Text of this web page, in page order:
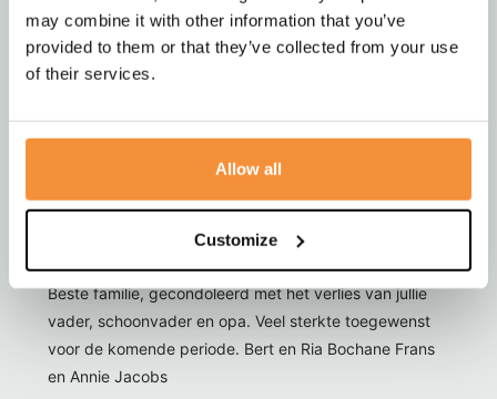
may combine it with other information that you’ve
provided to them or that they’ve collected from your use
of their services.
Allow all
Customize
4 jaar geleden
Lieve Riet,Marc,Jeanette en de kinderen,gecondoleerd
Schoonvader en Opa. Hans en Thea
Bert Bochane
Beste familie, gecondoleerd met het verlies van jullie
vader, schoonvader en opa. Veel sterkte toegewenst
voor de komende periode. Bert en Ria Bochane Frans
en Annie Jacobs